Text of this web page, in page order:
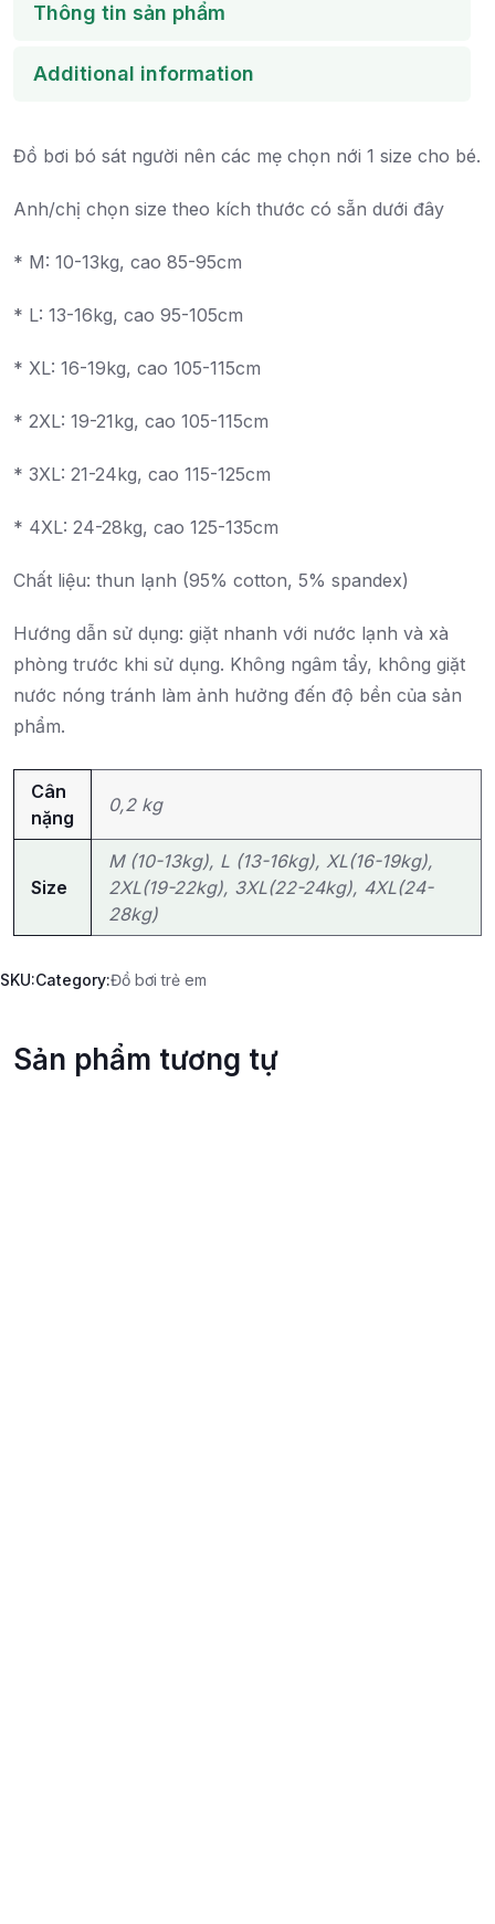
Thông tin sản phẩm
Additional information
Đồ bơi bó sát người nên các mẹ chọn nới 1 size cho bé.
Anh/chị chọn size theo kích thước có sẵn dưới đây
* M: 10-13kg, cao 85-95cm
* L: 13-16kg, cao 95-105cm
* XL: 16-19kg, cao 105-115cm
* 2XL: 19-21kg, cao 105-115cm
* 3XL: 21-24kg, cao 115-125cm
* 4XL: 24-28kg, cao 125-135cm
Chất liệu: thun lạnh (95% cotton, 5% spandex)
Hướng dẫn sử dụng: giặt nhanh với nước lạnh và xà
phòng trước khi sử dụng. Không ngâm tẩy, không giặt
nước nóng tránh làm ảnh hưởng đến độ bền của sản
phẩm.
Cân
nặng
0,2 kg
Size
M (10-13kg), L (13-16kg), XL(16-19kg),
2XL(19-22kg), 3XL(22-24kg), 4XL(24-
28kg)
SKU:Category:Đồ bơi trẻ em
Sản phẩm tương tự